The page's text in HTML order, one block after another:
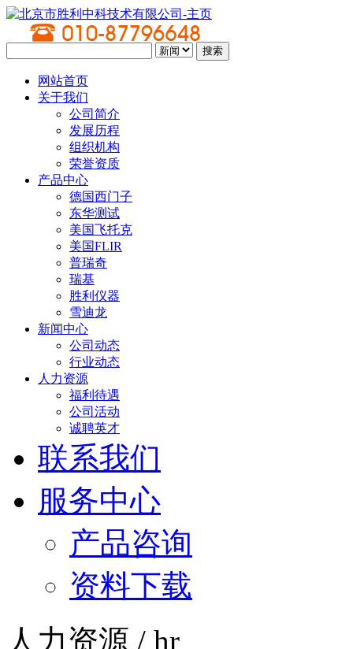
网站首页
关于我们
公司简介
发展历程
组织机构
荣誉资质
产品中心
德国西门子
东华测试
美国飞托克
美国FLIR
普瑞奇
瑞基
胜利仪器
雪迪龙
新闻中心
公司动态
行业动态
人力资源
福利待遇
公司活动
诚聘英才
联系我们
服务中心
产品咨询
资料下载
人力资源 / hr